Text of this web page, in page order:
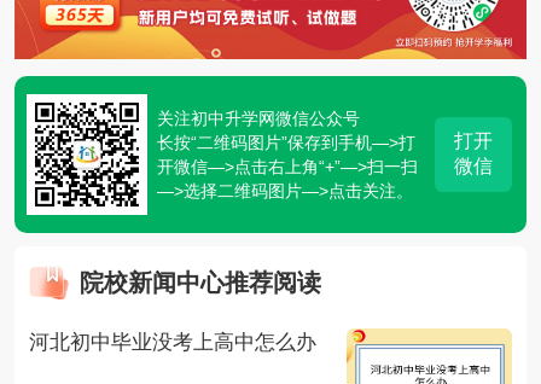
关注初中升学网微信公众号
长按“二维码图片”保存到手机—>打
开微信—>点击右上角“+”—>扫一扫
—>选择二维码图片—>点击关注。
打开
微信
院校新闻中心推荐阅读
河北初中毕业没考上高中怎么办